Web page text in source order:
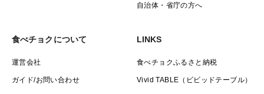
自治体・省庁の方へ
食べチョクについて
運営会社
ガイド/お問い合わせ
LINKS
食べチョクふるさと納税
Vivid TABLE（ビビッドテーブル）